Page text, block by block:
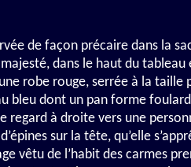
de façon précaire dans la
dans le haut du
robe rouge, serrée à la taille
bleu dont un pan forme
regard à droite vers une
sur la tête, qu’elle
vêtu de l’habit des carmes